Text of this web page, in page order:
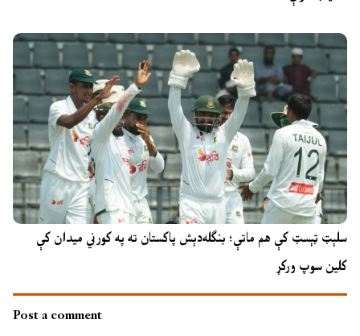
سلېټ ټېسټ کې هم ماتې؛ بنګله‌دېش پاکستان ته په کورني میدان کې
کلین سوپ ورکړ
Post a comment